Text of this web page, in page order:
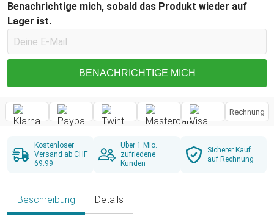
Benachrichtige mich, sobald das Produkt wieder auf
Lager ist.
BENACHRICHTIGE MICH
Rechnung
Kostenloser
Versand ab CHF
69.99
Über 1 Mio.
zufriedene
Kunden
Sicherer Kauf
auf Rechnung
Beschreibung Details